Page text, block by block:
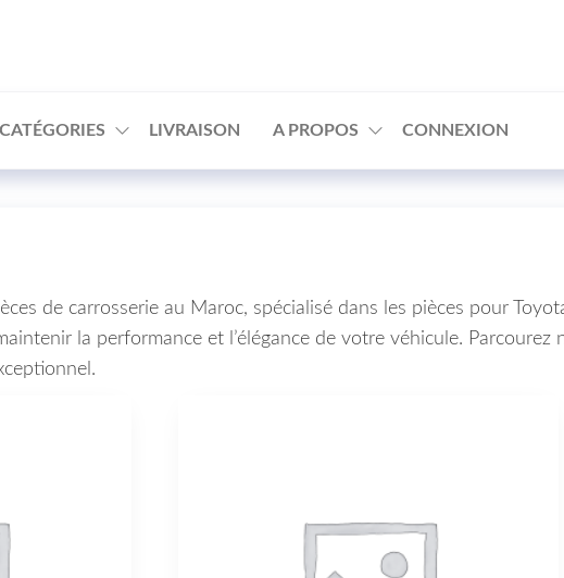
CATÉGORIES LIVRAISON A PROPOS CONNEXION
de carrosserie au Maroc, spécialisé dans les pièces pour
la performance et l’élégance de votre véhicule.